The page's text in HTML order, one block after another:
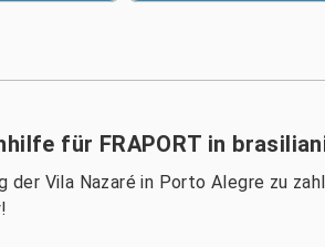
für FRAPORT in
der Vila Nazaré in Porto Alegre zu